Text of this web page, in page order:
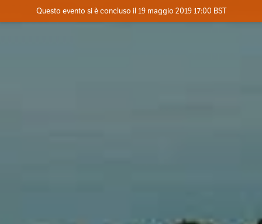
Contatta l'organizzatore
Questo evento si è concluso il 19 maggio 2019 17:00 BST